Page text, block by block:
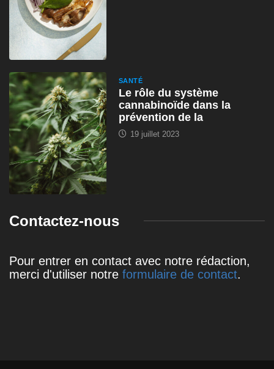
SANTÉ
Le rôle du système
cannabinoïde dans la
prévention de la
19 juillet 2023
Contactez-nous
Pour entrer en contact avec notre rédaction,
merci d'utiliser notre formulaire de contact.